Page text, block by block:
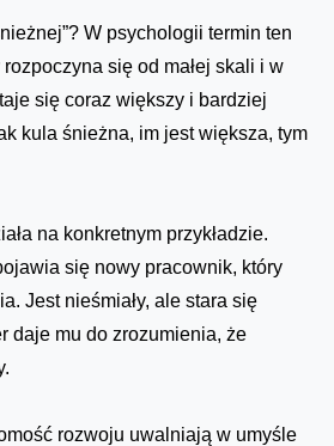
W psychologii termin ten
się od małej skali i w
się coraz większy i bardziej
kula śnieżna, im jest większa, tym
na konkretnym przykładzie.
się nowy pracownik, który
Jest nieśmiały, ale stara się
daje mu do zrozumienia, że
rozwoju uwalniają w umyśle